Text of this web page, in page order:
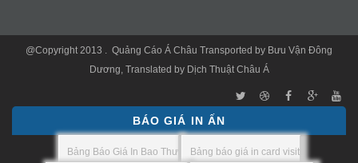
@Copyright 2013 . Quảng Cáo Á Châu Transported by Bưu Vận Đông
Dương, Translated by Dịch Thuật Châu Á
BÁO GIÁ IN ẤN
Bảng Báo Giá In Bao Thư Bảng báo giá in card visit